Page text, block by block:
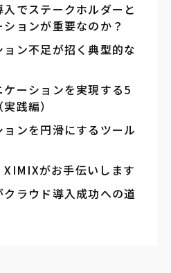
でステークホルダーと
ョンが重要なのか？
ン不足が招く典型的な
ーションを実現する5
践編）
ンを円滑にするツール
XIMIXがお手伝いします
クラウド導入成功への道